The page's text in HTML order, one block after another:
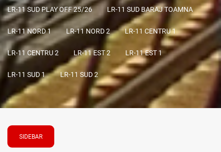
LR-11 SUD PLAY OFF 25/26 LR-11 SUD BARAJ TOAMNA
LR-11 NORD 1 LR-11 NORD 2 LR-11 CENTRU 1
LR-11 CENTRU 2 LR-11 EST 2 LR-11 EST 1
LR-11 SUD 1 LR-11 SUD 2
SIDEBAR